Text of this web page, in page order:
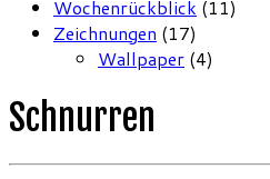
Wochenrückblick (11)
Zeichnungen (17)
Wallpaper (4)
Schnurren